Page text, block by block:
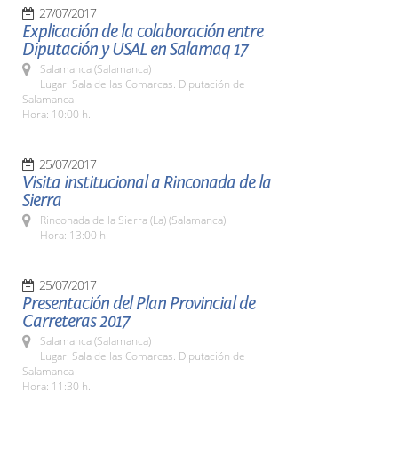
27/07/2017
Explicación de la colaboración entre
Diputación y USAL en Salamaq 17
Salamanca (Salamanca)
Lugar: Sala de las Comarcas. Diputación de
Salamanca
Hora: 10:00 h.
25/07/2017
Visita institucional a Rinconada de la
Sierra
Rinconada de la Sierra (La) (Salamanca)
Hora: 13:00 h.
25/07/2017
Presentación del Plan Provincial de
Carreteras 2017
Salamanca (Salamanca)
Lugar: Sala de las Comarcas. Diputación de
Salamanca
Hora: 11:30 h.